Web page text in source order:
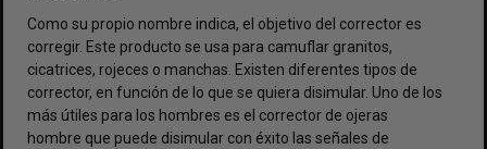
Como su propio nombre indica, el objetivo del corrector es
corregir. Este producto se usa para camuflar granitos,
cicatrices, rojeces o manchas. Existen diferentes tipos de
corrector, en función de lo que se quiera disimular. Uno de los
más útiles para los hombres es el corrector de ojeras
hombre que puede disimular con éxito las señales de